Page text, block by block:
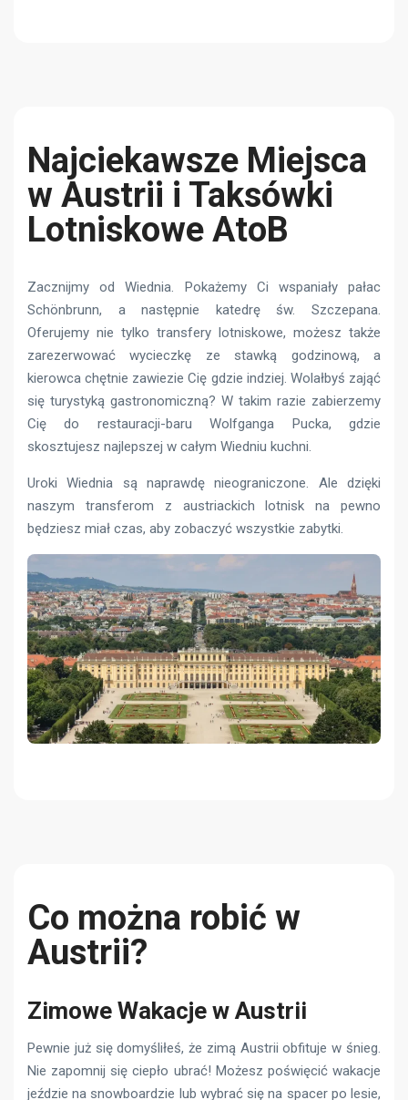
Najciekawsze Miejsca
w Austrii i Taksówki
Lotniskowe AtoB
Zacznijmy od Wiednia. Pokażemy Ci wspaniały pałac
Schönbrunn, a następnie katedrę św. Szczepana.
Oferujemy nie tylko transfery lotniskowe, możesz także
zarezerwować wycieczkę ze stawką godzinową, a
kierowca chętnie zawiezie Cię gdzie indziej. Wolałbyś zająć
się turystyką gastronomiczną? W takim razie zabierzemy
Cię do restauracji-baru Wolfganga Pucka, gdzie
skosztujesz najlepszej w całym Wiedniu kuchni.
Uroki Wiednia są naprawdę nieograniczone. Ale dzięki
naszym transferom z austriackich lotnisk na pewno
będziesz miał czas, aby zobaczyć wszystkie zabytki.
Co można robić w
Austrii?
Zimowe Wakacje w Austrii
Pewnie już się domyśliłeś, że zimą Austrii obfituje w śnieg.
Nie zapomnij się ciepło ubrać! Możesz poświęcić wakacje
jeździe na snowboardzie lub wybrać się na spacer po lesie,